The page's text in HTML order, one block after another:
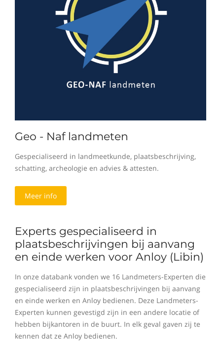
Geo - Naf landmeten
Gespecialiseerd in landmeetkunde, plaatsbeschrijving,
schatting, archeologie en advies & attesten.
Meer info
Experts gespecialiseerd in
plaatsbeschrijvingen bij aanvang
en einde werken voor Anloy (Libin)
In onze databank vonden we 16 Landmeters-Experten die
gespecialiseerd zijn in plaatsbeschrijvingen bij aanvang
en einde werken en Anloy bedienen. Deze Landmeters-
Experten kunnen gevestigd zijn in een andere locatie of
hebben bijkantoren in de buurt. In elk geval gaven zij te
kennen dat ze Anloy bedienen.